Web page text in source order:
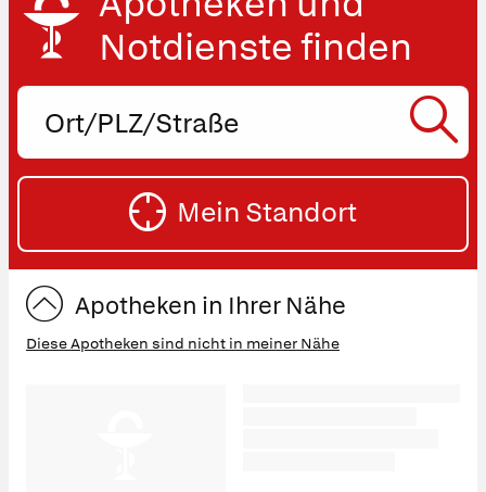
Notdienste finden
Ort,
oder
Straße
Mein Standort
Apotheken in Ihrer Nähe
Diese Apotheken sind nicht in meiner Nähe